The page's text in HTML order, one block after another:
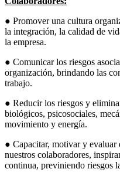
● Promover una cultura
la integración, la calidad de
la empresa.
● Comunicar los riesgos
organización, brindando las
trabajo.
● Reducir los riesgos y
biológicos, psicosociales,
movimiento y energía.
● Capacitar, motivar y evaluar
nuestros colaboradores,
continua, previniendo riesgos